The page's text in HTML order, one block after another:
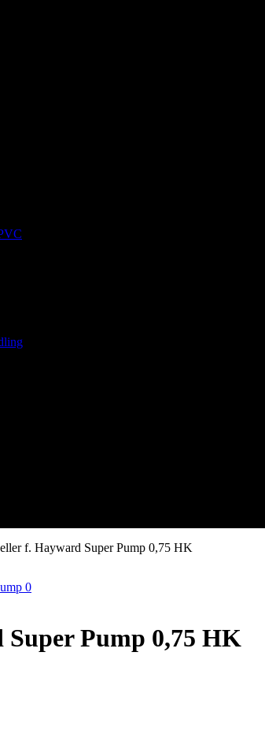
f. Hayward Super Pump 0,75 HK
Pump 0,75 HK